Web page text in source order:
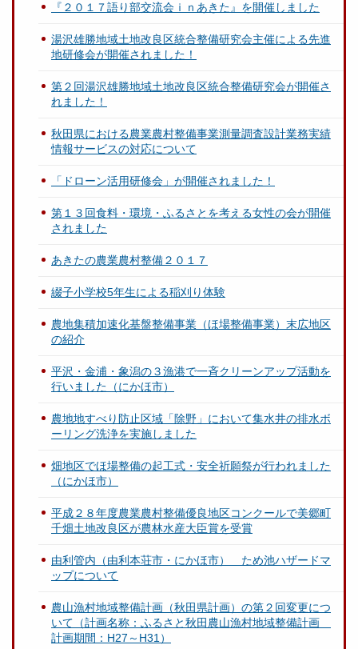
『２０１７語り部交流会ｉｎあきた』を開催しました
湯沢雄勝地域土地改良区統合整備研究会主催による先進
地研修会が開催されました！
第２回湯沢雄勝地域土地改良区統合整備研究会が開催さ
れました！
秋田県における農業農村整備事業測量調査設計業務実績
情報サービスの対応について
「ドローン活用研修会」が開催されました！
第１３回食料・環境・ふるさとを考える女性の会が開催
されました
あきたの農業農村整備２０１７
綴子小学校5年生による稲刈り体験
農地集積加速化基盤整備事業（ほ場整備事業）末広地区
の紹介
平沢・金浦・象潟の３漁港で一斉クリーンアップ活動を
行いました（にかほ市）
農地地すべり防止区域「除野」において集水井の排水ボ
ーリング洗浄を実施しました
畑地区でほ場整備の起工式・安全祈願祭が行われました
（にかほ市）
平成２８年度農業農村整備優良地区コンクールで美郷町
千畑土地改良区が農林水産大臣賞を受賞
由利管内（由利本荘市・にかほ市） ため池ハザードマ
ップについて
農山漁村地域整備計画（秋田県計画）の第２回変更につ
いて（計画名称：ふるさと秋田農山漁村地域整備計画
計画期間：H27～H31）